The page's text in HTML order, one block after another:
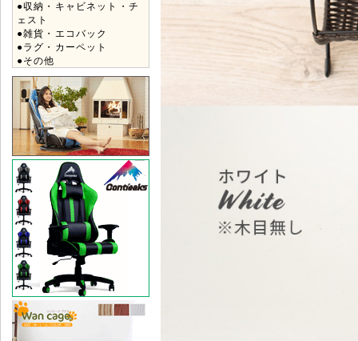
●収納・キャビネット・チ
ェスト
●雑貨・エコバック
●ラグ・カーペット
●その他